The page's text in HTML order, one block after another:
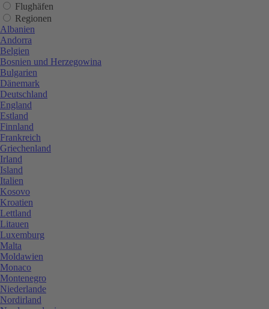
Flughäfen
Regionen
Albanien
Andorra
Belgien
Bosnien und Herzegowina
Bulgarien
Dänemark
Deutschland
England
Estland
Finnland
Frankreich
Griechenland
Irland
Island
Italien
Kosovo
Kroatien
Lettland
Litauen
Luxemburg
Malta
Moldawien
Monaco
Montenegro
Niederlande
Nordirland